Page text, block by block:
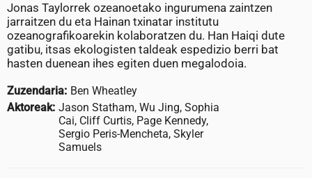
Jonas Taylorrek ozeanoetako ingurumena zaintzen
jarraitzen du eta Hainan txinatar institutu
ozeanografikoarekin kolaboratzen du. Han Haiqi dute
gatibu, itsas ekologisten taldeak espedizio berri bat
hasten duenean ihes egiten duen megalodoia.
Zuzendaria: Ben Wheatley
Aktoreak: Jason Statham, Wu Jing, Sophia
Cai, Cliff Curtis, Page Kennedy,
Sergio Peris-Mencheta, Skyler
Samuels